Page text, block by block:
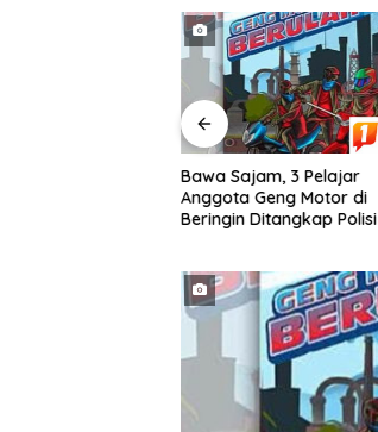
Bawa Sajam, 3 Pelajar
Anggota Geng Motor di
Beringin Ditangkap Polisi